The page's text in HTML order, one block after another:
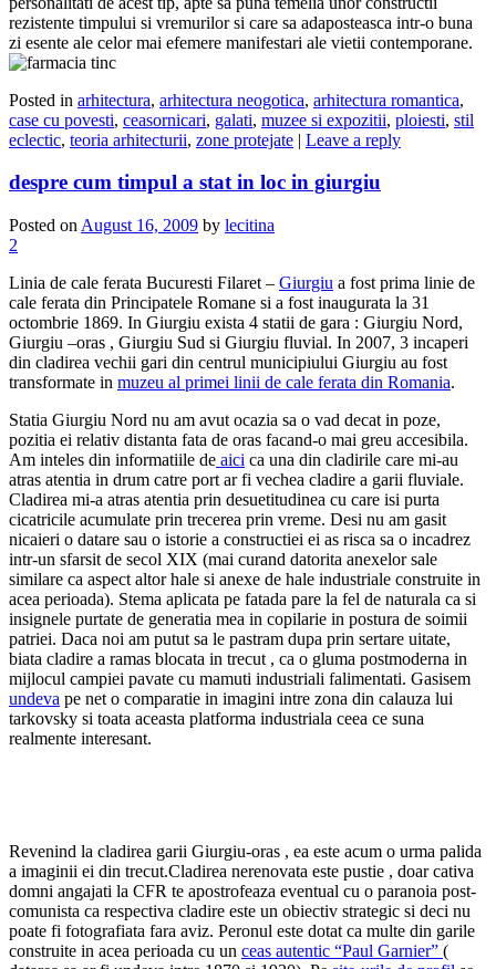
rezistente timpului si vremurilor si care sa adaposteasca intr-o buna
zi esente ale celor mai efemere manifestari ale vietii contemporane.
Posted in arhitectura, arhitectura neogotica, arhitectura romantica,
case cu povesti, ceasornicari, galati, muzee si expozitii, ploiesti, stil
eclectic, teoria arhitecturii, zone protejate | Leave a reply
despre cum timpul a stat in loc in giurgiu
Posted on August 16, 2009 by lecitina
2
Linia de cale ferata Bucuresti Filaret – Giurgiu a fost prima linie de
cale ferata din Principatele Romane si a fost inaugurata la 31
octombrie 1869. In Giurgiu exista 4 statii de gara : Giurgiu Nord,
Giurgiu –oras , Giurgiu Sud si Giurgiu fluvial. In 2007, 3 incaperi
din cladirea vechii gari din centrul municipiului Giurgiu au fost
transformate in muzeu al primei linii de cale ferata din Romania.
Statia Giurgiu Nord nu am avut ocazia sa o vad decat in poze,
pozitia ei relativ distanta fata de oras facand-o mai greu accesibila.
Am inteles din informatiile de aici ca una din cladirile care mi-au
atras atentia in drum catre port ar fi vechea cladire a garii fluviale.
Cladirea mi-a atras atentia prin desuetitudinea cu care isi purta
cicatricile acumulate prin trecerea prin vreme. Desi nu am gasit
nicaieri o datare sau o istorie a constructiei ei as risca sa o incadrez
intr-un sfarsit de secol XIX (mai curand datorita anexelor sale
similare ca aspect altor hale si anexe de hale industriale construite in
acea perioada). Stema aplicata pe fatada pare la fel de naturala ca si
insignele purtate de generatia mea in copilarie in postura de soimii
patriei. Daca noi am putut sa le pastram dupa prin sertare uitate,
biata cladire a ramas blocata in trecut , ca o gluma postmoderna in
mijlocul campiei pavate cu mamuti industriali falimentati. Gasisem
undeva pe net o comparatie in imagini intre zona din calauza lui
tarkovsky si toata aceasta platforma industriala ceea ce suna
realmente interesant.
Revenind la cladirea garii Giurgiu-oras , ea este acum o urma palida
a imaginii ei din trecut.Cladirea nerenovata este pustie , doar cativa
domni angajati la CFR te apostrofeaza eventual cu o paranoia post-
comunista ca respectiva cladire este un obiectiv strategic si deci nu
poate fi fotografiata fara aviz. Peronul este dotat ca multe din garile
construite in acea perioada cu un ceas autentic “Paul Garnier” (